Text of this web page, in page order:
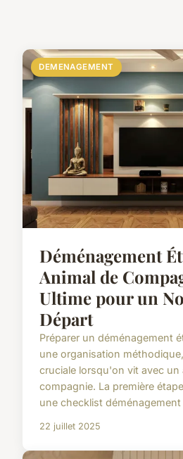
DEMENAGEMENT
Déménagement
Animal de
Ultime pour un
Départ
Préparer un déménagement
une organisation
cruciale lorsqu'on vit avec un
compagnie. La première
une checklist déménagement
22 juillet 2025